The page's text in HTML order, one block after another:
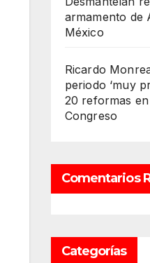
armamento de
México
Ricardo
periodo ‘muy
20 reformas
Congreso
Comentarios
Categorías